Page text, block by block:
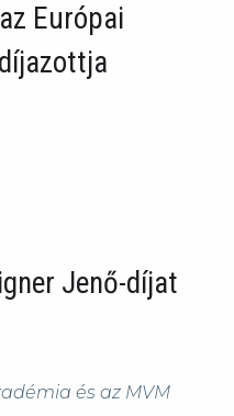
Európai
Jenő-díjat
és az MVM